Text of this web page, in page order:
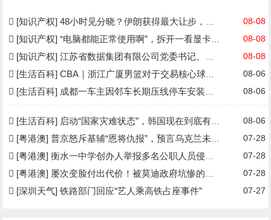
[知识产权] 48小时见分晓？伊朗获得最大让步，美媒：特朗普与美防长爆发争吵 08-08
[知识产权] “电脑都能正常使用啊”，拆开一看显卡早换了 08-08
[知识产权] 江苏省数据集团有限公司党委书记、董事长成晓光，履新徐州市委常委、副市长 08-08
[生活百科] CBA｜浙江广厦男篮对于交易核心球员胡金秋持开放态度 08-06
[生活百科] 成都一车主因邻车长期压线停车安装防护栏，物业：不建议装护栏，也会影响自身停车 08-06
[生活百科] 启动“国家灾难状态”，韩国现在到底有多热 08-06
[粤港澳] 普京怒斥基辅“恩将仇报”，预言乌克兰未来：最多15年后见分晓 07-28
[粤港澳] 衡水一中学创办人举报多名公职人员侵吞学校资产、2元买走价值8亿股权，纪委等介入 07-28
[粤港澳] 屡次变脸付出代价！被莫迪政府坑惨的中企，拒绝再给印度当冤大头 07-28
[深圳天气] 铁路部门回应“艺人乘高铁占座事件” 07-27